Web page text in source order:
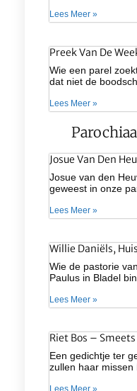
Lees Meer »
Preek Van De
Wie een parel
dat niet de
Lees Meer »
Josue Van Den
Josue van den
geweest in onze
Lees Meer »
Willie Daniëls,
Wie de pastorie
Paulus in Bladel
Lees Meer »
Riet Bos – Smeets
Een gedichtje ter
zullen haar